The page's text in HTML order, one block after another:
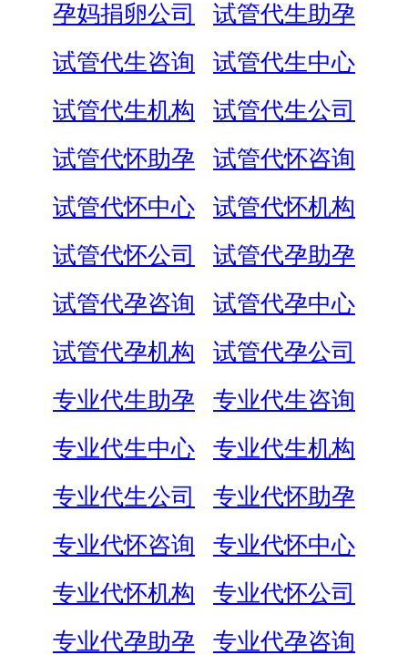
孕妈捐卵公司
试管代生助孕
试管代生咨询
试管代生中心
试管代生机构
试管代生公司
试管代怀助孕
试管代怀咨询
试管代怀中心
试管代怀机构
试管代怀公司
试管代孕助孕
试管代孕咨询
试管代孕中心
试管代孕机构
试管代孕公司
专业代生助孕
专业代生咨询
专业代生中心
专业代生机构
专业代生公司
专业代怀助孕
专业代怀咨询
专业代怀中心
专业代怀机构
专业代怀公司
专业代孕助孕
专业代孕咨询